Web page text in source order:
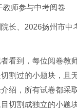
教师参与中考阅卷
长、2026扬州市
看到，每位阅卷教
割过的小题块，且
绍，所有试卷都采
切割成独立的小题